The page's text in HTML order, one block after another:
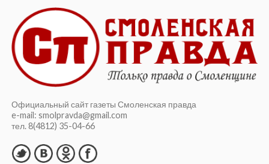
Официальный сайт газеты Смоленская правда
e-mail: smolpravda@gmail.com
тел. 8(4812) 35-04-66